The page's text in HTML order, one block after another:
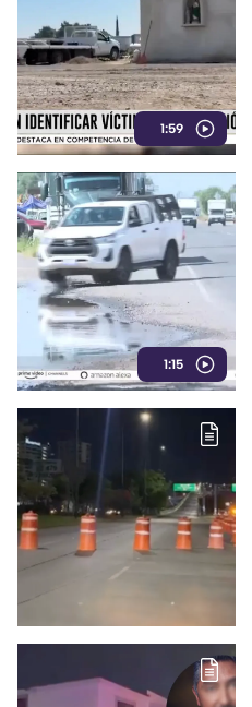
1:59
1:15